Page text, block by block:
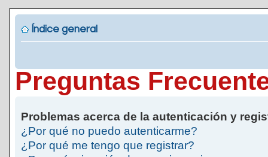
Índice general
Preguntas
Problemas acerca de la autenticación y
¿Por qué no puedo autenticarme?
¿Por qué me tengo que registrar?